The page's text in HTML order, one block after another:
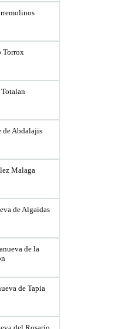
Torrox
de Abdalajis
Malaga
de Algaidas
de la
de Tapia